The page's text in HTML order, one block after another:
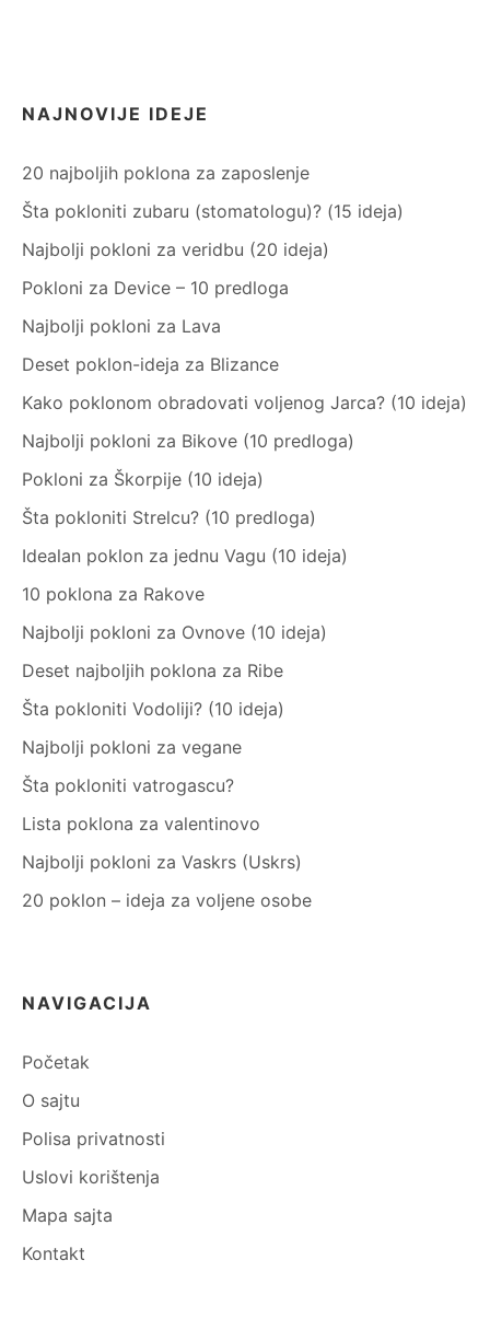
NAJNOVIJE IDEJE
20 najboljih poklona za zaposlenje
Šta pokloniti zubaru (stomatologu)? (15 ideja)
Najbolji pokloni za veridbu (20 ideja)
Pokloni za Device – 10 predloga
Najbolji pokloni za Lava
Deset poklon-ideja za Blizance
Kako poklonom obradovati voljenog Jarca? (10 ideja)
Najbolji pokloni za Bikove (10 predloga)
Pokloni za Škorpije (10 ideja)
Šta pokloniti Strelcu? (10 predloga)
Idealan poklon za jednu Vagu (10 ideja)
10 poklona za Rakove
Najbolji pokloni za Ovnove (10 ideja)
Deset najboljih poklona za Ribe
Šta pokloniti Vodoliji? (10 ideja)
Najbolji pokloni za vegane
Šta pokloniti vatrogascu?
Lista poklona za valentinovo
Najbolji pokloni za Vaskrs (Uskrs)
20 poklon – ideja za voljene osobe
NAVIGACIJA
Početak
O sajtu
Polisa privatnosti
Uslovi korištenja
Mapa sajta
Kontakt